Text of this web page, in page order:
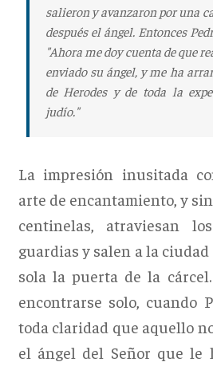
salieron y avanzaron por una
después el ángel. Entonces
"Ahora me doy cuenta de que
enviado su ángel, y me ha
de Herodes y de toda la
judío."
La impresión inusitada
arte de encantamiento, y
centinelas, atraviesan
guardias y salen a la
sola la puerta de la
encontrarse solo, cuando
toda claridad que aquello
el ángel del Señor que le